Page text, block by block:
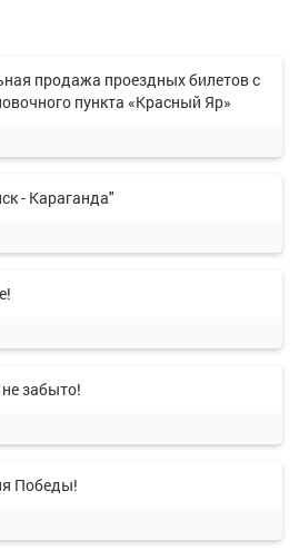
продажа проездных билетов с
пункта «Красный Яр»
- Караганда"
забыто!
Победы!